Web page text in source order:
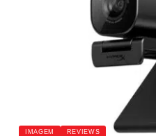
IMAGEM REVIEWS